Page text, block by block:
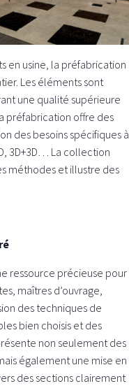
en usine, la préfabrication
Les éléments sont
une qualité supérieure
préfabrication offre des
des besoins spécifiques à
3D+3D… La collection
méthodes et illustre des
ressource précieuse pour
maîtres d’ouvrage,
des techniques de
bien choisis et des
non seulement des
également une mise en
des sections clairement